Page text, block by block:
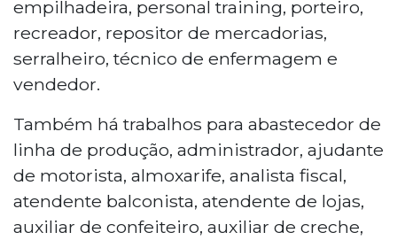
empilhadeira, personal training, porteiro,
recreador, repositor de mercadorias,
serralheiro, técnico de enfermagem e
vendedor.
Também há trabalhos para abastecedor de
linha de produção, administrador, ajudante
de motorista, almoxarife, analista fiscal,
atendente balconista, atendente de lojas,
auxiliar de confeiteiro, auxiliar de creche,